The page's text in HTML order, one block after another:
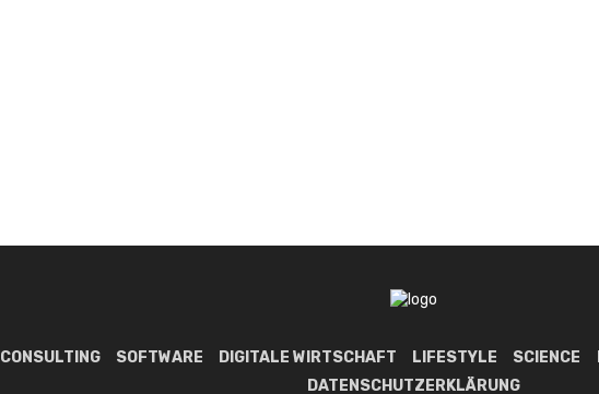
CONSULTING SOFTWARE DIGITALE WIRTSCHAFT LIFESTYLE SCIENCE
DATENSCHUTZERKLÄRUNG